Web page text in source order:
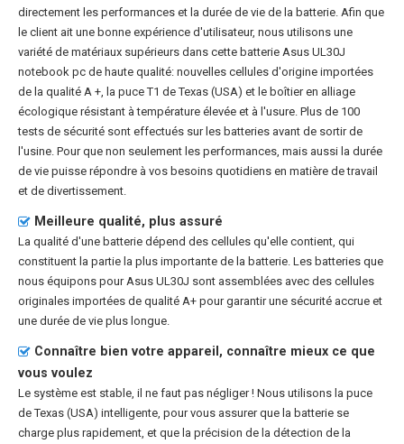
directement les performances et la durée de vie de la batterie. Afin que
le client ait une bonne expérience d'utilisateur, nous utilisons une
variété de matériaux supérieurs dans cette batterie Asus UL30J
notebook pc de haute qualité: nouvelles cellules d'origine importées
de la qualité A +, la puce T1 de Texas (USA) et le boîtier en alliage
écologique résistant à température élevée et à l'usure. Plus de 100
tests de sécurité sont effectués sur les batteries avant de sortir de
l'usine. Pour que non seulement les performances, mais aussi la durée
de vie puisse répondre à vos besoins quotidiens en matière de travail
et de divertissement.
Meilleure qualité, plus assuré
La qualité d'une batterie dépend des cellules qu'elle contient, qui
constituent la partie la plus importante de la batterie. Les batteries que
nous équipons pour Asus UL30J sont assemblées avec des cellules
originales importées de qualité A+ pour garantir une sécurité accrue et
une durée de vie plus longue.
Connaître bien votre appareil, connaître mieux ce que
vous voulez
Le système est stable, il ne faut pas négliger ! Nous utilisons la puce
de Texas (USA) intelligente, pour vous assurer que la batterie se
charge plus rapidement, et que la précision de la détection de la